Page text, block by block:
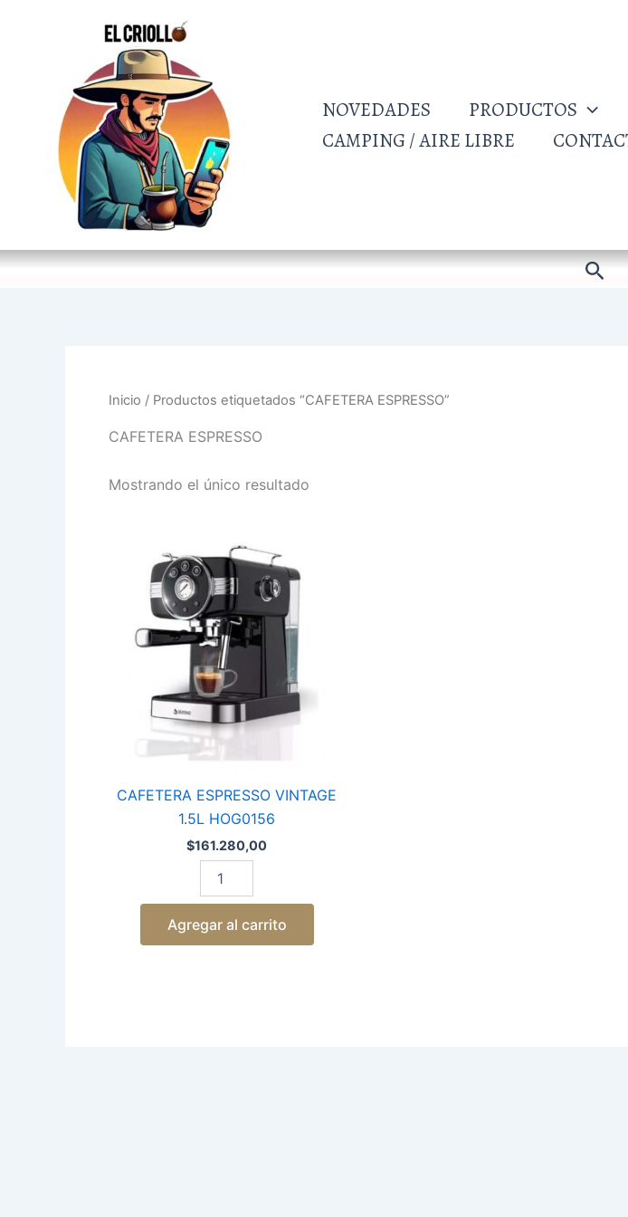
NOVEDADES PRODUCTOS
CAMPING / AIRE LIBRE
Inicio / Productos etiquetados “CAFETERA ESPRESSO”
CAFETERA ESPRESSO
Mostrando el único resultado
CAFETERA ESPRESSO VINTAGE
1.5L HOG0156
$161.280,00
CAFETERA
ESPRESSO
VINTAGE
1.5L
HOG0156
cantidad
Agregar al carrito